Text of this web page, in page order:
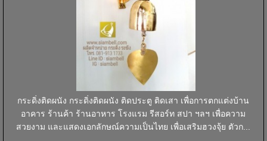
กระดิ่งติดผนัง กระดิ่งติดผนัง ติดประตู ติดเสา เพื่อการตกแต่งบ้าน
อาคาร ร้านค้า ร้านอาหาร โรงแรม รีสอร์ท สปา ฯลฯ เพื่อความ
สวยงาม และแสดงเอกลักษณ์ความเป็นไทย เพื่อเสริมฮวงจุ้ย ตัวก...